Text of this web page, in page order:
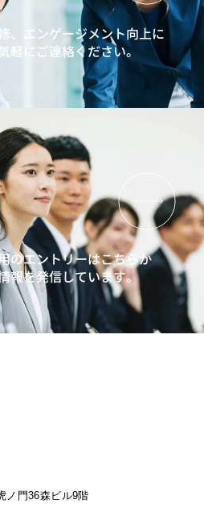
シー向上研修
ワークショップ
分らしいライフキャリア形成と
：ミドル社員向けキャリア研修
』
管理職向け）
ラムインバスケット型研修
ワークショップ
：ミドル社員向けキャリア研修
ャーへ 新任管理職研修
修
ラムインバスケット型研修
ワークショップ
研修・アセスメント
管理職向け）
ネジメント研修​
、エンゲージメント向上に
軽にご連絡ください。
のエントリーはこちらか
報を発信しています。
ノ門36森ビル9階